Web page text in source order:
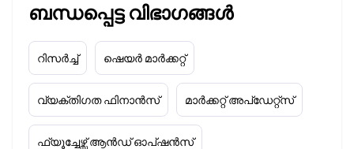
ബന്ധപ്പെട്ട വിഭാഗങ്ങൾ
റിസർച്ച് ഷെയർ മാർക്കറ്റ്
വ്യക്തിഗത ഫിനാൻസ് മാർക്കറ്റ് അപ്‌ഡേറ്റ്സ്
ഫ്യൂച്ചേഴ്സ് ആൻഡ് ഓപ്ഷൻസ്